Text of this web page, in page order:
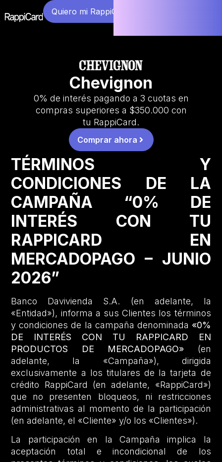
Quiero mi RappiCard
Chevignon
0% de interés pagando a 3 cuotas en
compras superiores a $350.000 con
tu RappiCard.
Comprar ahora
TÉRMINOS Y
CONDICIONES DE LA
CAMPAÑA “0% DE
INTERÉS CON TU
RAPPICARD EN
MERCADOPAGO – JUNIO
2026”
Banco Davivienda S.A. (en adelante, la
«Entidad»), informa a sus Clientes los términos
y condiciones de la campaña denominada «0%
DE INTERÉS CON TU RAPPICARD EN
PRODUCTOS DE MERCADOPAGO» (en
adelante, la «Campaña»), dirigida
exclusivamente a los titulares de la tarjeta de
crédito RappiCard (en adelante, «RappiCard»)
que no presenten bloqueos, ni restricciones
administrativas al momento de la participación
(en adelante, el «Cliente» y/o los «Clientes»).
La participación en la Campaña implica la
aceptación total e incondicional de los